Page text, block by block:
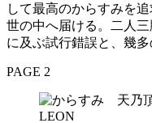
して最高のからすみを
世の中へ届ける。二人
に及ぶ試行錯誤と、幾多
PAGE 2